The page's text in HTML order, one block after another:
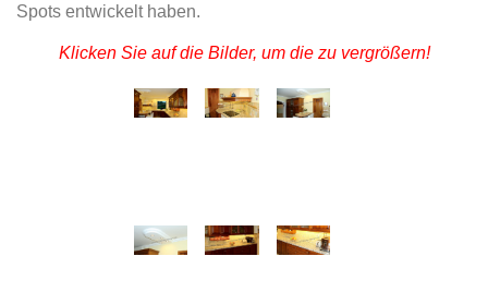
Spots entwickelt haben.
Klicken Sie auf die Bilder, um die zu vergrößern!